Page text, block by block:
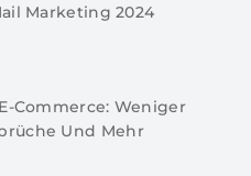
Marketing 2024
Commerce: Weniger
Und Mehr